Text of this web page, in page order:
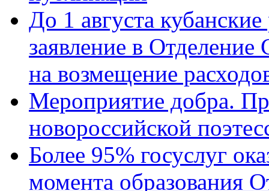
До 1 августа
заявление в
на возмещение
Мероприятие добра.
новороссийской
Более 95% госуслуг
момента образования